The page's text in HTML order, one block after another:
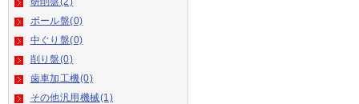
ボール盤(0)
中ぐり盤(0)
削り盤(0)
歯車加工機(0)
その他汎用機械(1)